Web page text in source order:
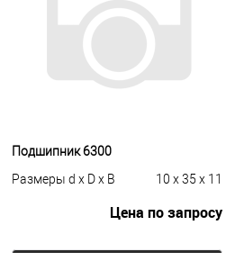
Подшипник 6300
Размеры d x D x B
10 x 35 x 11
Цена по запросу